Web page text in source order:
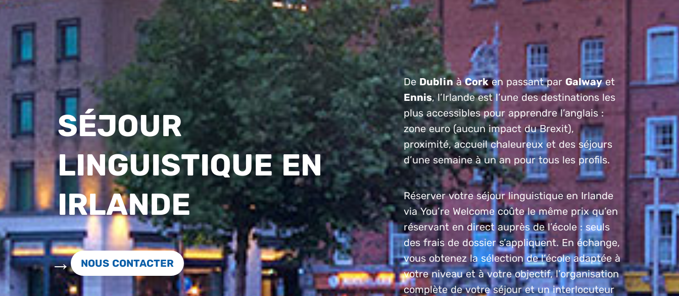
SÉJOUR
LINGUISTIQUE EN
IRLANDE
NOUS CONTACTER
De DublinàCorken passant par Galwayet
Ennis, l’Irlande est l’une des destinations les
plus accessibles pour apprendre l’anglais :
zone euro (aucun impact du Brexit),
proximité, accueil chaleureux et des séjours
d’une semaine à un an pour tous les profils.
Réserver votre séjour linguistique en Irlande
via You’re Welcome coûte le même prix qu’en
réservant en direct auprès de l’école : seuls
des frais de dossier s’appliquent. En échange,
vous obtenez la sélection de l’école adaptée à
votre niveau et à votre objectif, l’organisation
complète de votre séjour et un interlocuteur